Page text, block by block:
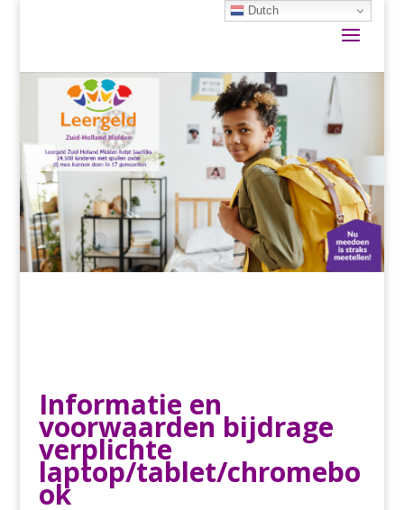
Informatie en
voorwaarden bijdrage
verplichte
laptop/tablet/chromebo
ok
Dutch